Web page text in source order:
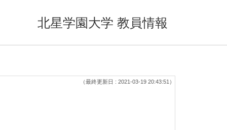
北星学園大学 教員情報
（最終更新日 : 2021-03-19 20:43:51）